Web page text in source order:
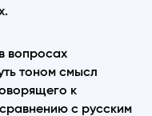
вопросах
тоном смысл
к
с русским